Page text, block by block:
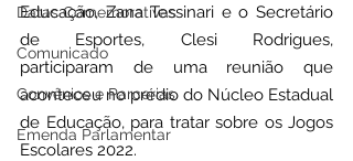
Datas Comemorativas
Comunicado
Convênios e Parcerias
Emenda Parlamentar
Educação, Zana Tessinari e o Secretário
de Esportes, Clesi Rodrigues,
participaram de uma reunião que
aconteceu no prédio do Núcleo Estadual
de Educação, para tratar sobre os Jogos
Escolares 2022.